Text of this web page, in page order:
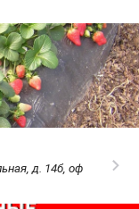
д. 14б, оф